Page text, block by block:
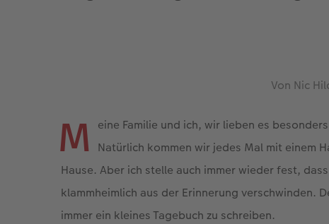
Von Nic
M eine Familie und ich, wir lieben es
Natürlich kommen wir jedes Mal mit einem
Hause. Aber ich stelle auch immer wieder fest,
klammheimlich aus der Erinnerung verschwinden.
immer ein kleines Tagebuch zu schreiben.